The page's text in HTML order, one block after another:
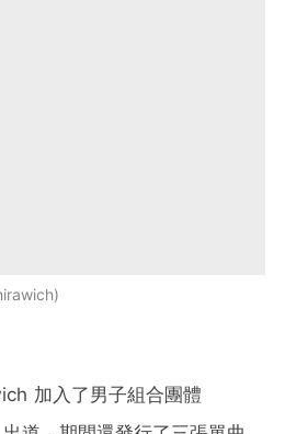
加入了男子組合團體